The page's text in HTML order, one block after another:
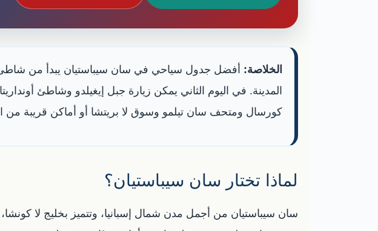
الخلاصة: أفضل جدول سياحي في سان سيباستيان يبدأ من شاطئ
المدينة. في اليوم الثاني يمكن زيارة جبل إيغيلدو وشاطئ
كورسال ومتحف سان تيلمو وسوق لا بريتشا أو أماكن قريبة من
لماذا تختار سان سيباستيان؟
سان سيباستيان من أجمل مدن شمال إسبانيا، وتتميز بخليج لا